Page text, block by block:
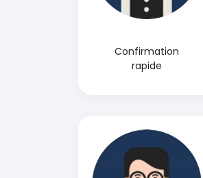
Confirmation
rapide